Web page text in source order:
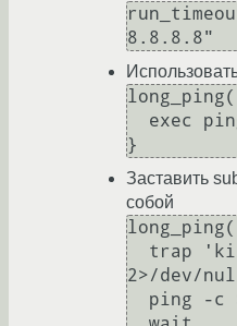
Заставить
собой
2>/dev/